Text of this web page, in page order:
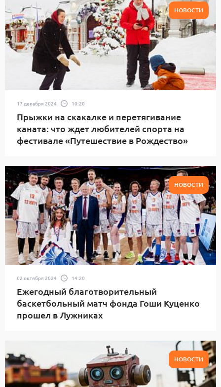
НОВОСТИ
17 декабря 2024 10:20
Прыжки на скакалке и перетягивание
каната: что ждет любителей спорта на
фестивале «Путешествие в Рождество»
НОВОСТИ
02 октября 2024 14:20
Ежегодный благотворительный
баскетбольный матч фонда Гоши Куценко
прошел в Лужниках
НОВОСТИ